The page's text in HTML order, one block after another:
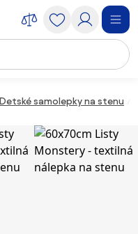
Detské samolepky na stenu